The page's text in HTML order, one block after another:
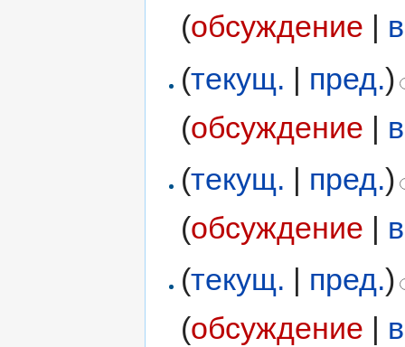
(обсуждение |
(текущ. | пред.)
(обсуждение |
(текущ. | пред.)
(обсуждение |
(текущ. пред.)
(обсуждение